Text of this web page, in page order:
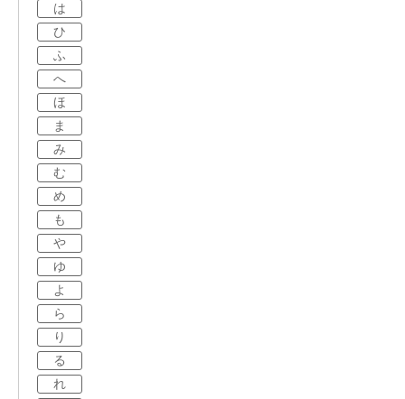
は
ひ
ふ
へ
ほ
ま
み
む
め
も
や
ゆ
よ
ら
り
る
れ